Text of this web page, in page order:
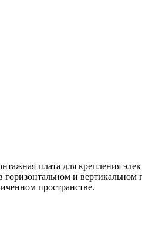
плата для крепления
и
пространстве.